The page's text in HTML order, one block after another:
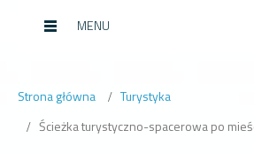
MENU
Strona główna
Turystyka
Ścieżka turystyczno-spacerowa po